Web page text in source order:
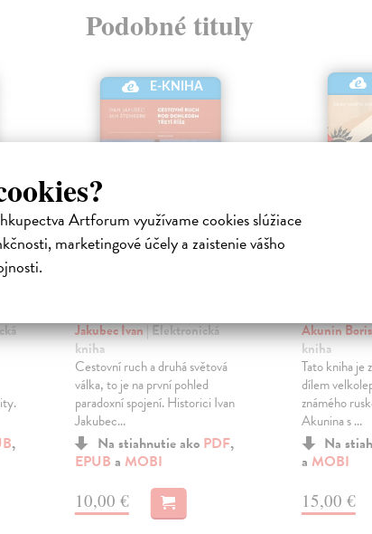
Artforum využívame cookies slúžiace
marketingové účely a zaistenie vášho
Podobné tituly
,
E-KNIHA
Jakubec Ivan| Elektronická
kniha
Cestovní ruch a druhá světová
válka, to je na první pohled
paradoxní spojení. Historici Ivan
Jakubec...
Na stiahnutie ako PDF,
EPUB a MOBI
10,00 €
Rusko
Akunin
kniha
Tato kniha je
dílem
známého
Akunina s ...
Na
a MOBI
15,00 €